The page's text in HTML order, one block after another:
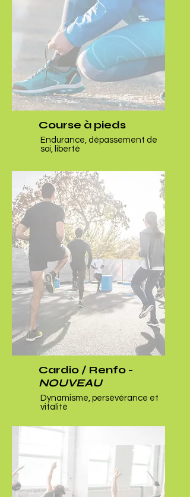
Course à pieds
Endurance, dépassement de
soi, liberté
Cardio / Renfo -
NOUVEAU
Dynamisme, persévérance et
vitalité